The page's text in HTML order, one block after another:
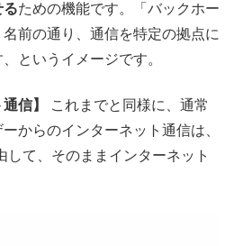
るための機能です。「バックホー
前の通り、通信を特定の拠点に
というイメージです。
信】
これまでと同様に、通常
からのインターネット通信は、
して、そのままインターネット